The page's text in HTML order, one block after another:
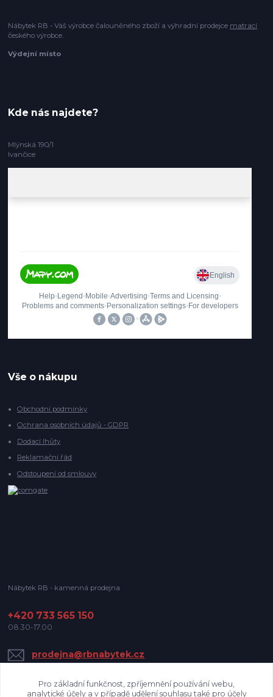
Nábytek RB - Váš výrobce čalouněného zboží a výhradní prodejce matrací
českého výrobce.
Výdejní místo
Kde nás najdete?
Mlýnská 190/1
Ivančice
Vše o nákupu
Obchodní podmínky
Ochrana osobních údajů - GDPR
Dodací lhůty
Reklamační řád
Odstoupení od smlouvy
Nábytek RB - kamenná prodejna
+420 733 565 150
08.30-17.00
prodejna@rbnabytek.cz
Pro základní funkčnost, zpříjemnění používání webu,
analytické účely a v případě udělení souhlasu také pro účely